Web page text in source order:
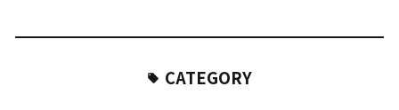
CATEGORY